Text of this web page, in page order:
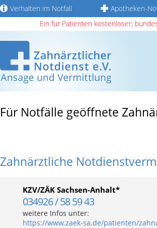
Verhalten im Notfall Apotheken-
Ein für Patienten kostenloser,
Für Notfälle geöffnete
Zahnärztliche
KZV/ZÄK Sachsen-Anhalt*
034926 / 58 59 43
weitere Infos unter:
https://www.zaek-sa.de/patienten/